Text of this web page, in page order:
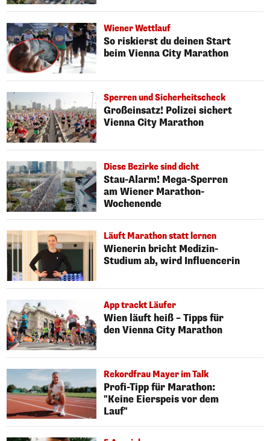
Wiener Wettlauf
So riskierst du deinen Start
beim Vienna City Marathon
Sperren und Sicherheitscheck
Großeinsatz! Polizei sichert
Vienna City Marathon
Diese Bezirke sind dicht
Stau-Alarm! Mega-Sperren
am Wiener Marathon-
Wochenende
Läuft Marathon statt lernen
Wienerin bricht Medizin-
Studium ab, wird Influencerin
App trackt Läufer
Wien läuft heiß – Tipps für
den Vienna City Marathon
Rekordfrau Mayer im Talk
Profi-Tipp für Marathon:
"Keine Eierspeis vor dem
Lauf"